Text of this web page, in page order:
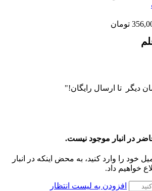
تومان
دیگر تا ارسال رایگان!"
در انبار موجود نیست.
خود را وارد کنید، به محض اینکه در انبار
خواهیم داد.
افزودن به لیست انتظار